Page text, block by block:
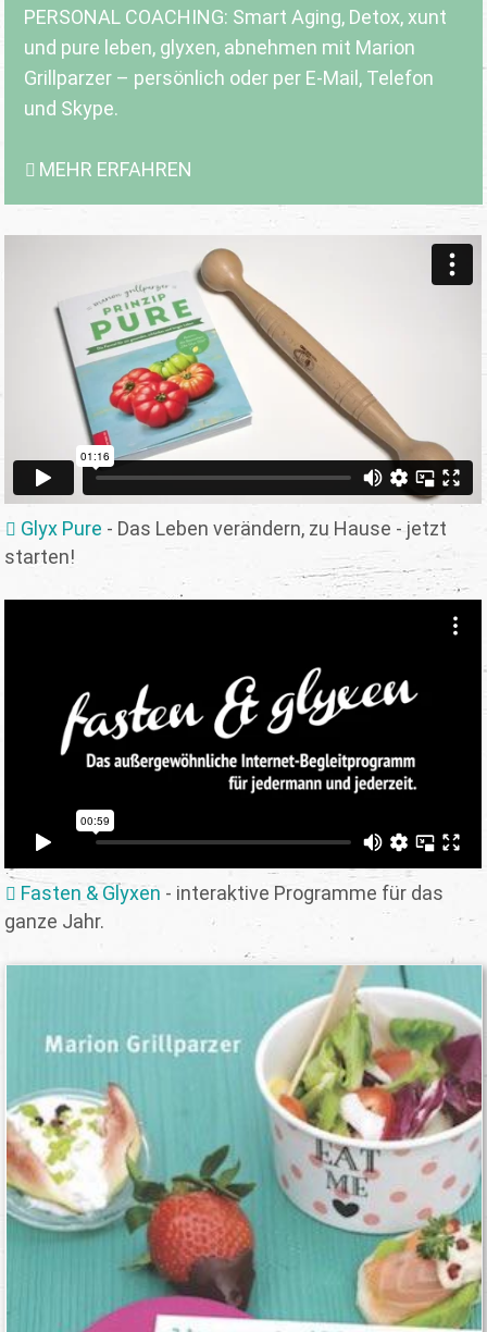
PERSONAL COACHING: Smart Aging, Detox, xunt
und pure leben, glyxen, abnehmen mit Marion
Grillparzer – persönlich oder per E-Mail, Telefon
und Skype.
MEHR ERFAHREN
Glyx Pure - Das Leben verändern, zu Hause - jetzt
starten!
Fasten & Glyxen - interaktive Programme für das
ganze Jahr.